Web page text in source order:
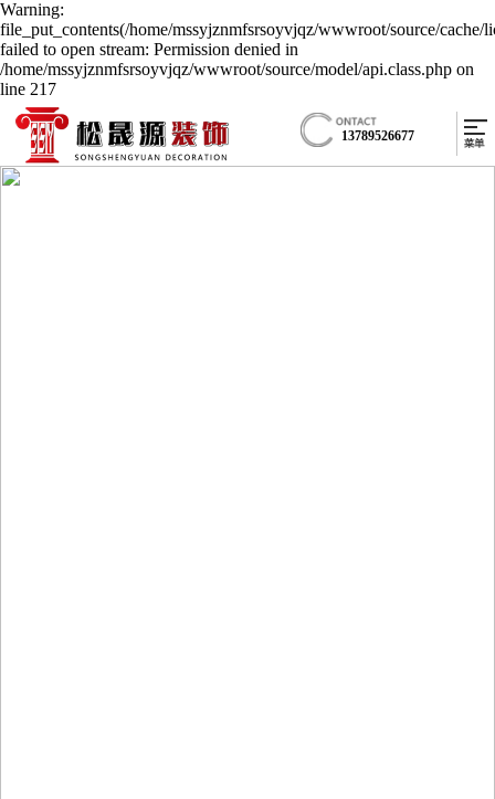
Warning:
file_put_contents(/home/mssyjznmfsrsoyvjqz/wwwroot/source/cache/
failed to open stream: Permission denied in
/home/mssyjznmfsrsoyvjqz/wwwroot/source/model/api.class.php on
line 217
13789526677